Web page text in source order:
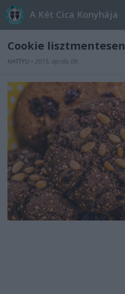
A Két Cica Konyhája
Cookie lisztmentesen
HATTYU • 2015. április 09.